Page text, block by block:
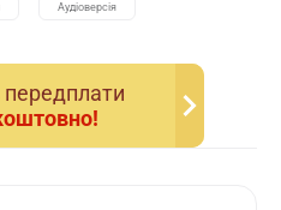
Аудіоверсія
передплати